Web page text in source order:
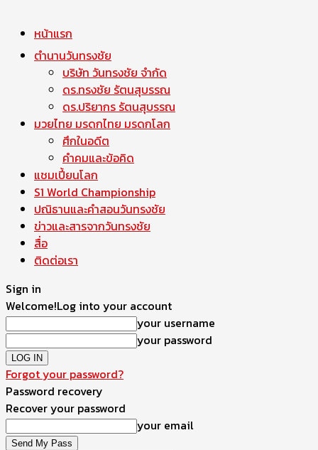
หน้าแรก
ตำนานวันทรงชัย
บริษัท วันทรงชัย จำกัด
ดร.ทรงชัย รัตนสุบรรณ
ดร.ปริยากร รัตนสุบรรณ
มวยไทย มรดกไทย มรดกโลก
ศึกในอดีต
คำคมและข้อคิด
แชมเปี้ยนโลก
S1 World Championship
ปณิธานและคำสอนวันทรงชัย
ข่าวและสารจากวันทรงชัย
สื่อ
ติดต่อเรา
Sign in
Welcome!Log into your account
your username
your password
Forgot your password?
Password recovery
Recover your password
your email